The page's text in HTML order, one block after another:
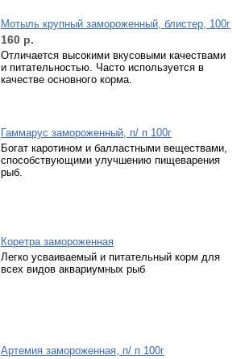
Мотыль крупный замороженный, блистер, 100г
160 р.
Отличается высокими вкусовыми качествами
и питательностью. Часто используется в
качестве основного корма.
Гаммарус замороженный, п/ п 100г
Богат каротином и балластными веществами,
способствующими улучшению пищеварения
рыб.
Коретра замороженная
Легко усваиваемый и питательный корм для
всех видов аквариумных рыб
Артемия замороженная, п/ п 100г